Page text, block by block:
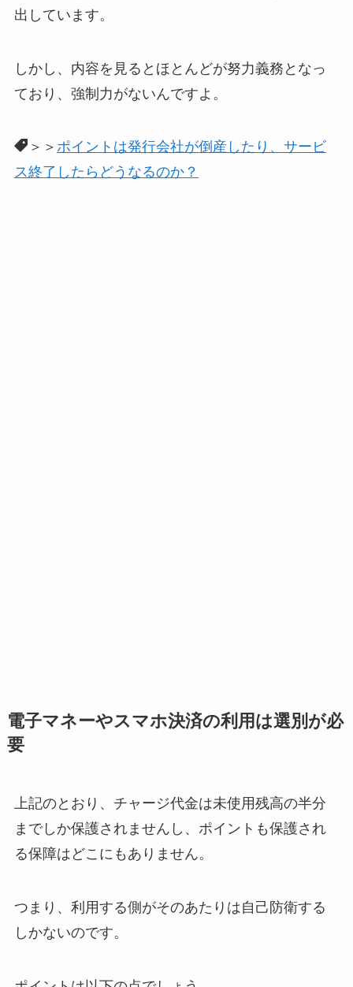
出しています。
しかし、内容を見るとほとんどが努力義務となっ
ており、強制力がないんですよ。
＞＞ ポイントは発行会社が倒産したり、サービ
ス終了したらどうなるのか？
電子マネーやスマホ決済の利用は選別が必
要
上記のとおり、チャージ代金は未使用残高の半分
までしか保護されませんし、ポイントも保護され
る保障はどこにもありません。
つまり、利用する側がそのあたりは自己防衛する
しかないのです。